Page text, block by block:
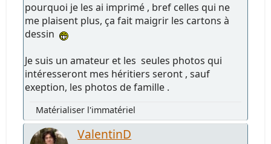
pourquoi je les ai imprimé , bref celles qui ne
me plaisent plus, ça fait maigrir les cartons à
dessin
Je suis un amateur et les seules photos qui
intéresseront mes héritiers seront , sauf
exeption, les photos de famille .
Matérialiser l'immatériel
ValentinD